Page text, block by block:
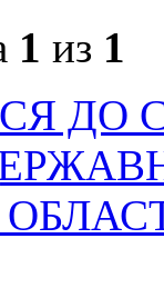
1 из 1
ДО